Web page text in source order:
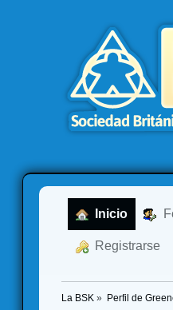
Inicio
Registrarse
La BSK » Perfil de